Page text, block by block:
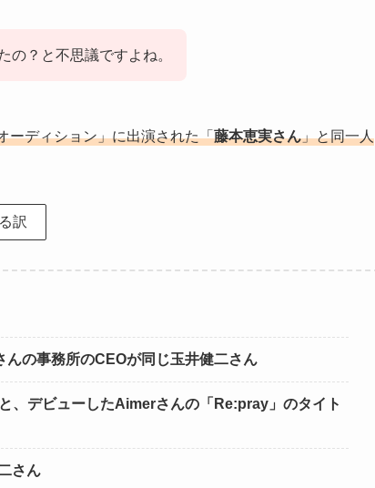
の？と不思議ですよね。
ーディション」に出演された「藤本恵実さん」と同一人
訳
んの事務所のCEOが同じ玉井健二さん
、デビューしたAimerさんの「Re:pray」のタイト
さん